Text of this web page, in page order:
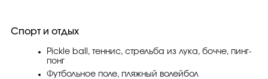
Спорт и отдых
Pickle ball, теннис, стрельба из лука, бочче, пинг-
понг
Футбольное поле, пляжный волейбол